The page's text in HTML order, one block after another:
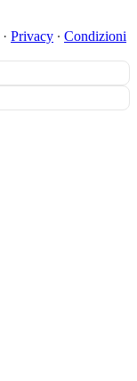
· Privacy ∙ Condizioni